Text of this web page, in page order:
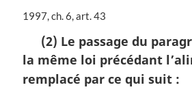
i
l
e
N
e
1997, ch. 6, art. 43
(2) Le passage du
la même loi précédant
remplacé par ce qui suit :